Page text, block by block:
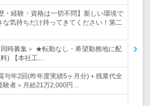
・経験・資格は一切不問】新しい環境で
な気持ちだけ持ってきてください！第二
時募集＞ ★転勤なし・希望勤務地に配
) 【本社工…
与年2回(昨年度実績5ヶ月分)＋残業代全
者＞月給21万2,000円…